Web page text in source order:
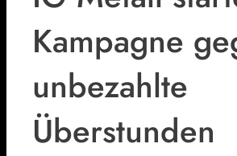
Kampagne
unbezahlte
Überstunden